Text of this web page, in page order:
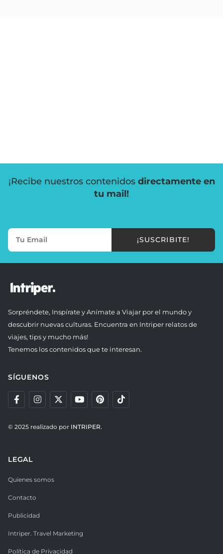
¡Recibe nuestros contenidos directamente en
tu mail!
¡SUSCRIBITE!
Sorpréndete, Inspírate y Anímate a Viajar por el mundo y
descubrir nuevas culturas. Encuentra en Intriper relatos de
viajes, tips y mucho más!
Tenemos los contenidos que te interesan.
SÍGUENOS
© 2025 realizado por INTRIPER.
LEGAL
Quienes somos
Contacto
Publicidad
Intriper. Travel Marketing
Política de Privacidad